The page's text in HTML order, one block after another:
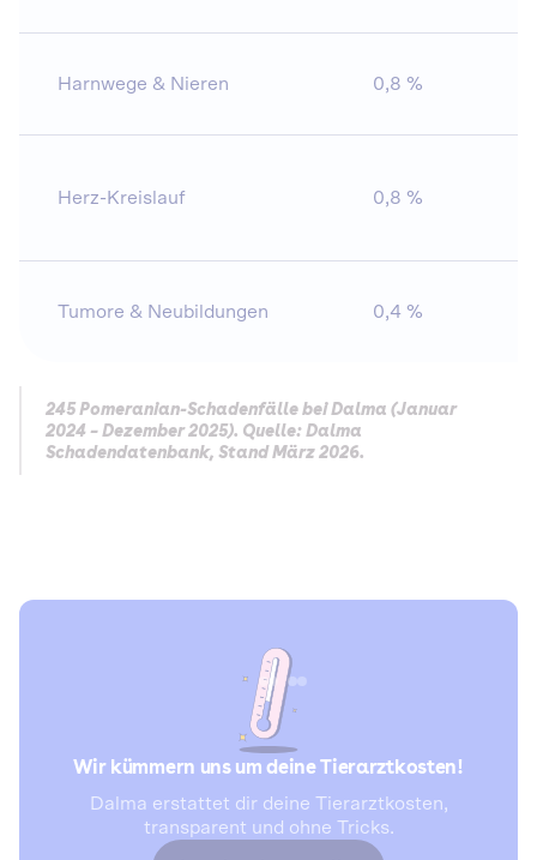
Harnwege & Nieren 0,8 %
Herz-Kreislauf 0,8 %
Tumore & Neubildungen 0,4 %
245 Pomeranian-Schadenfälle bei Dalma (Januar
2024 – Dezember 2025). Quelle: Dalma
Schadendatenbank, Stand März 2026.
Wir kümmern uns um deine Tierarztkosten!
Dalma erstattet dir deine Tierarztkosten,
transparent und ohne Tricks.